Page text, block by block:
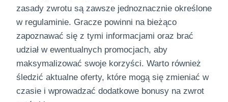
zasady zwrotu są zawsze jednoznacznie określone
w regulaminie. Gracze powinni na bieżąco
zapoznawać się z tymi informacjami oraz brać
udział w ewentualnych promocjach, aby
maksymalizować swoje korzyści. Warto również
śledzić aktualne oferty, które mogą się zmieniać w
czasie i wprowadzać dodatkowe bonusy na zwrot